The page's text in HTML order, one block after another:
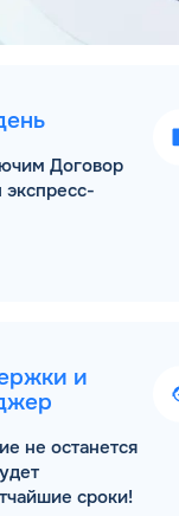
Договор
экспресс-
и
не останется
сроки!